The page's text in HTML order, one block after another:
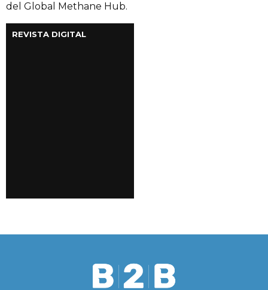
del Global Methane Hub.
REVISTA DIGITAL